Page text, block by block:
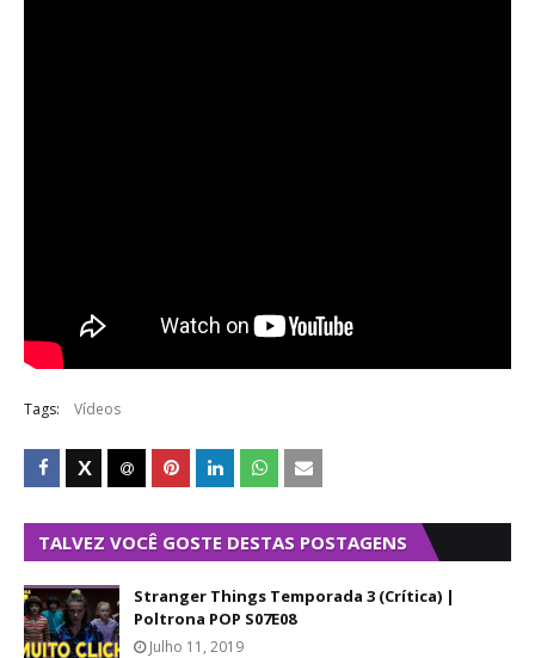
Tags: Vídeos
TALVEZ VOCÊ GOSTE DESTAS POSTAGENS
Stranger Things Temporada 3 (Crítica) |
Poltrona POP S07E08
Julho 11, 2019